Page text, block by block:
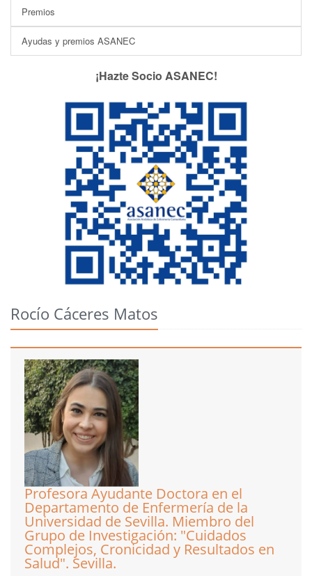
Premios
Ayudas y premios ASANEC
¡Hazte Socio ASANEC!
Rocío Cáceres Matos
Profesora Ayudante Doctora en el
Departamento de Enfermería de la
Universidad de Sevilla. Miembro del
Grupo de Investigación: "Cuidados
Complejos, Cronicidad y Resultados en
Salud". Sevilla.